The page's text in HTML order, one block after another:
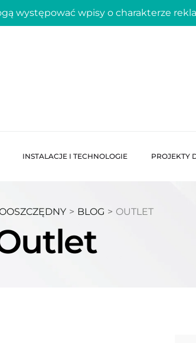
występować wpisy o charakterze
INSTALACJE I TECHNOLOGIE PROJEKTY
> BLOG > OUTLET